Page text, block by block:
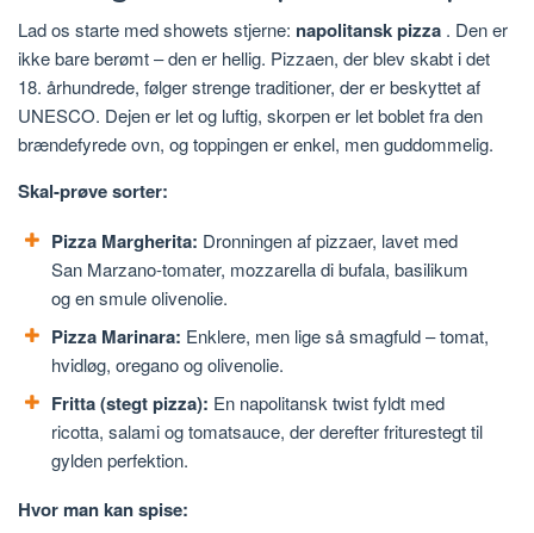
Lad os starte med showets stjerne: napolitansk pizza . Den er
ikke bare berømt – den er hellig. Pizzaen, der blev skabt i det
18. århundrede, følger strenge traditioner, der er beskyttet af
UNESCO. Dejen er let og luftig, skorpen er let boblet fra den
brændefyrede ovn, og toppingen er enkel, men guddommelig.
Skal-prøve sorter:
Pizza Margherita: Dronningen af ​​pizzaer, lavet med
San Marzano-tomater, mozzarella di bufala, basilikum
og en smule olivenolie.
Pizza Marinara: Enklere, men lige så smagfuld – tomat,
hvidløg, oregano og olivenolie.
Fritta (stegt pizza): En napolitansk twist fyldt med
ricotta, salami og tomatsauce, der derefter friturestegt til
gylden perfektion.
Hvor man kan spise: